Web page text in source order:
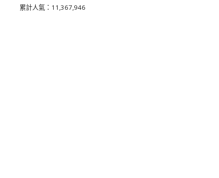
累計人氣： 11,367,946